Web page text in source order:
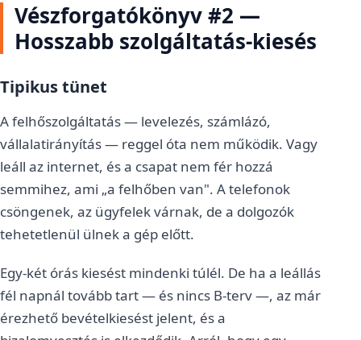
Vészforgatókönyv #2 —
Hosszabb szolgáltatás-kiesés
Tipikus tünet
A felhőszolgáltatás — levelezés, számlázó,
vállalatirányítás — reggel óta nem működik. Vagy
leáll az internet, és a csapat nem fér hozzá
semmihez, ami „a felhőben van". A telefonok
csöngenek, az ügyfelek várnak, de a dolgozók
tehetetlenül ülnek a gép előtt.
Egy-két órás kiesést mindenki túlél. De ha a leállás
fél napnál tovább tart — és nincs B-terv —, az már
érezhető bevételkiesést jelent, és a